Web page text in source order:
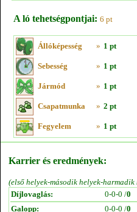
A ló tehetségpontjai: 6 pt
Állóképesség » 1 pt
Sebesség » 1 pt
Jármód » 1 pt
Csapatmunka » 2 pt
Fegyelem » 1 pt
Karrier és eredmények:
(első helyek-második helyek-
Díjlovaglás:
0-0-0 /0
Galopp:
0-0-0 /0